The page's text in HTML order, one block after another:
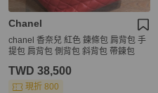
Chanel
chanel 香奈兒 紅色 鍊條包 肩背包 手
提包 肩背包 側背包 斜背包 帶鍊包
TWD 38,500
現折 800